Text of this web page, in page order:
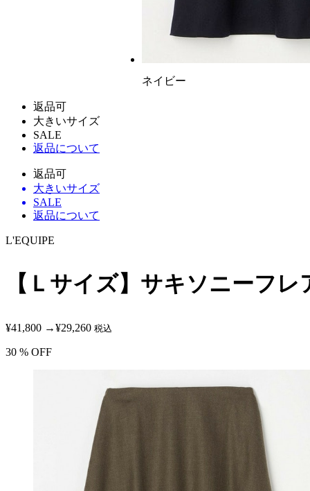
ネイビー
返品可
大きいサイズ
SALE
返品について
返品可
大きいサイズ
SALE
返品について
L'EQUIPE
【Ｌサイズ】サキソニーフ
¥41,800 →¥29,260 税込
30 % OFF